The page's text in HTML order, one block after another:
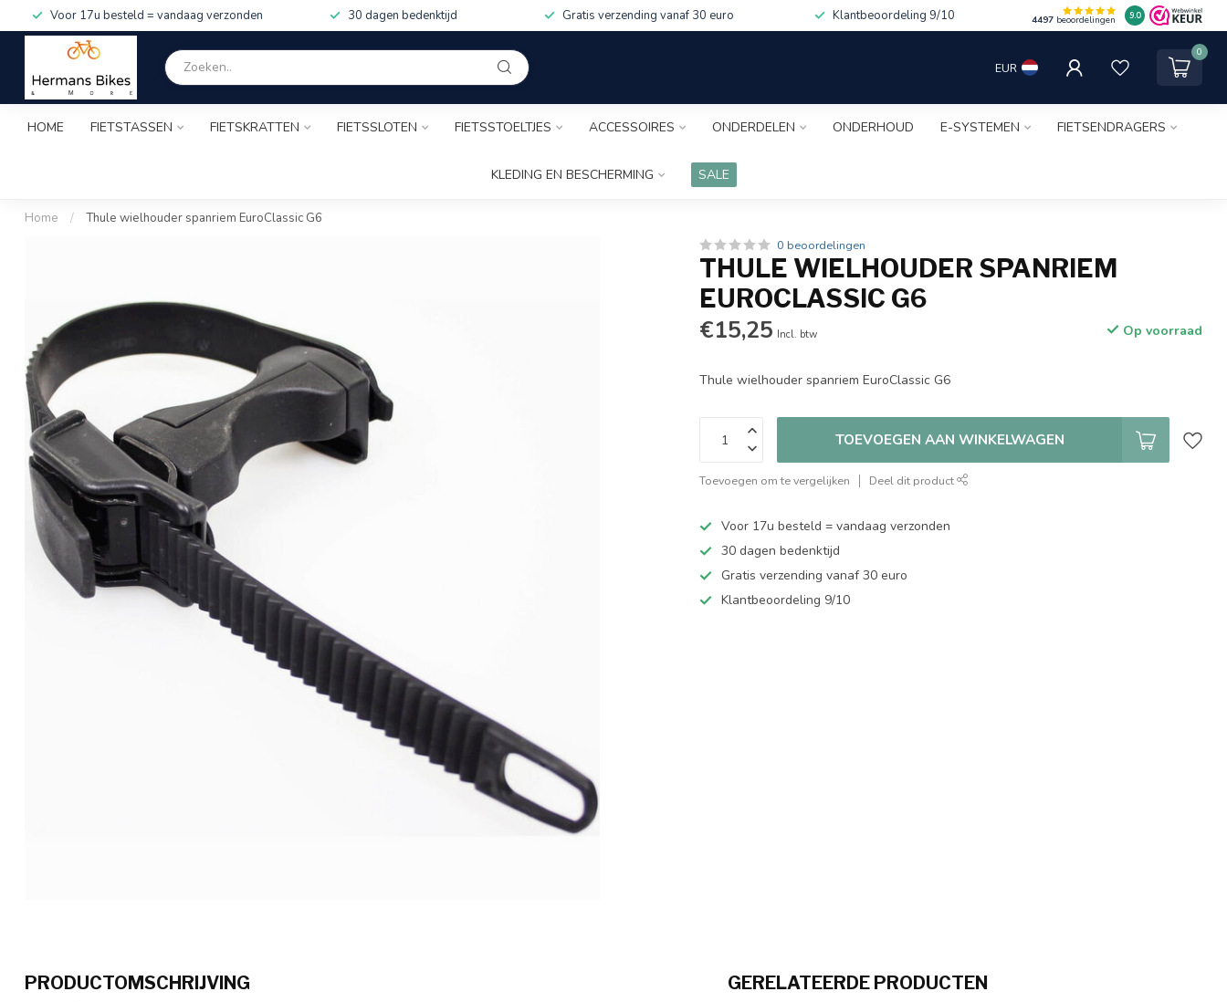
Voor 17u besteld = vandaag verzonden 30 dagen bedenktijd Gratis verzending vanaf 30 euro Klantbeoordeling 9/10 4497beoordelingen 9.0
EUR
0
HOME FIETSTASSEN FIETSKRATTEN FIETSSLOTEN FIETSSTOELTJES ACCESSOIRES ONDERDELEN ONDERHOUD E-SYSTEMEN FIETSENDRAGERS
KLEDING EN BESCHERMING SALE
Home / Thule wielhouder spanriem EuroClassic G6
0 beoordelingen
THULE WIELHOUDER SPANRIEM
EUROCLASSIC G6
€15,25 Incl. btw Op voorraad
Thule wielhouder spanriem EuroClassic G6
TOEVOEGEN AAN WINKELWAGEN
Toevoegen om te vergelijken Deel dit product
Voor 17u besteld = vandaag verzonden
30 dagen bedenktijd
Gratis verzending vanaf 30 euro
Klantbeoordeling 9/10
PRODUCTOMSCHRIJVING GERELATEERDE PRODUCTEN